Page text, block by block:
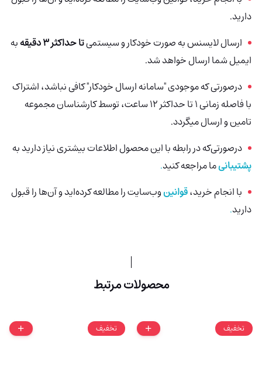
دارید.
ارسال لایسنس به صورت خودکار و سیستمیتا حداکثر 3 دقیقه
به
ایمیل شما ارسال خواهد شد.
درصورتی که موجودی "سامانه ارسال خودکار" کافی نباشد، اشتراک
با فاصله زمانی 1 تا حداکثر 12 ساعت، توسط کارشناسان مجموعه
تامین و ارسال میگردد.
درصورتی‌که در رابطه با این محصول اطلاعات بیشتری نیاز دارید به
پشتیبانیما مراجعه کنید.
با انجام خرید،قوانینوب‌سایت را مطالعه کرده‌اید و آن‌ها را قبول
دارید.
محصولات مرتبط
تخفیف تخفیف